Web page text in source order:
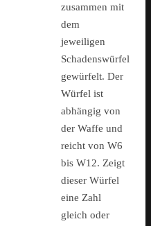
zusammen mit
dem
jeweiligen
Schadenswürfel
gewürfelt. Der
Würfel ist
abhängig von
der Waffe und
reicht von W6
bis W12. Zeigt
dieser Würfel
eine Zahl
gleich oder